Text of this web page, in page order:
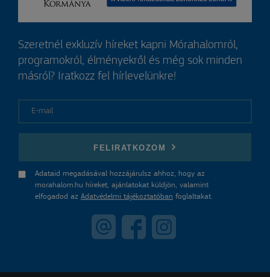
Szeretnél exkluzív híreket kapni Mórahalomról,
programokról, élményekről és még sok minden
másról? Iratkozz fel hírlevelünkre!
FELIRATKOZOM
Adataid megadásával hozzájárulsz ahhoz, hogy az
morahalom.hu híreket, ajánlatokat küldjön, valamint
elfogadod az Adatvédelmi tájékoztatóban foglaltakat.